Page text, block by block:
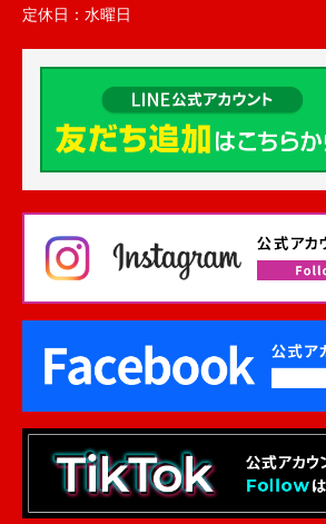
定休日： 水曜日